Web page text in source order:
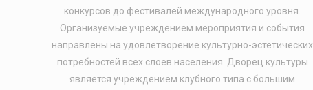
конкурсов до фестивалей международного уровня.
Организуемые учреждением мероприятия и события
направлены на удовлетворение культурно-эстетических
потребностей всех слоев населения. Дворец культуры
является учреждением клубного типа с большим